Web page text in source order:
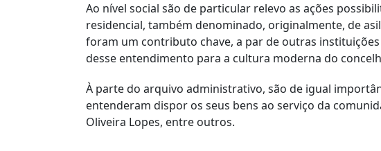
Ao nível social são de particular relevo as ações
residencial, também denominado, originalmente, de
foram um contributo chave, a par de outras
desse entendimento para a cultura moderna do
À parte do arquivo administrativo, são de igual
entenderam dispor os seus bens ao serviço da
Oliveira Lopes, entre outros.